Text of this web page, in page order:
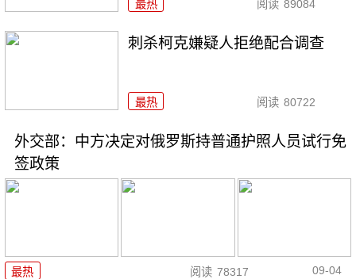
最热 阅读 89084
刺杀柯克嫌疑人拒绝配合调查
最热 阅读 80722
外交部：中方决定对俄罗斯持普通护照人员试行免
签政策
最热 阅读 78317 09-04